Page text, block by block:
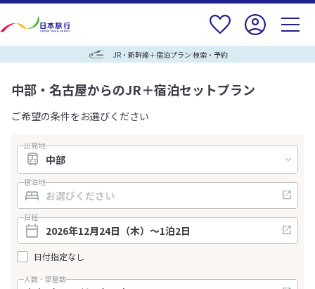
JR・新幹線＋宿泊プラン 検索・予約
中部・名古屋からのJR＋宿泊セットプラン
ご希望の条件をお選びください
出発地
宿泊地
日程
日付指定なし
人数・部屋数